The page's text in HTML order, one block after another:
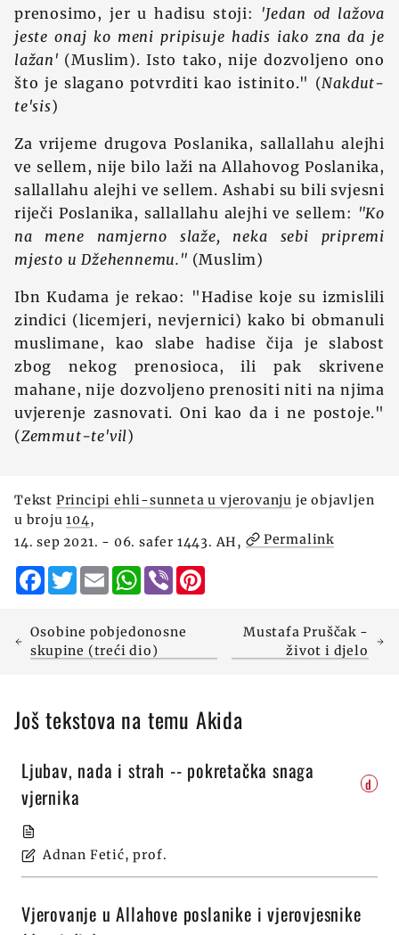
prenosimo, jer u hadisu stoji:
'Jedan od lažova
jeste onaj ko meni pripisuje hadis iako zna da je
lažan' (Muslim). Isto tako, nije dozvoljeno ono
što je slagano potvrditi kao istinito." (Nakdut-
te'sis)
Za vrijeme drugova Poslanika, sallallahu alejhi
ve sellem, nije bilo laži na Allahovog Poslanika,
sallallahu alejhi ve sellem. Ashabi su bili svjesni
riječi Poslanika, sallallahu alejhi ve sellem: "Ko
na mene namjerno slaže, neka sebi pripremi
mjesto u Džehennemu." (Muslim)
Ibn Kudama je rekao: "Hadise koje su izmislili
zindici (licemjeri, nevjernici) kako bi obmanuli
muslimane, kao slabe hadise čija je slabost
zbog nekog prenosioca, ili pak skrivene
mahane, nije dozvoljeno prenositi niti na njima
uvjerenje zasnovati. Oni kao da i ne postoje."
(Zemmut-te'vil)
Tekst Principi ehli-sunneta u vjerovanju je objavljen
u broju104,
14. sep 2021. - 06. safer 1443. AH,
Permalink
Facebook
TwitterEmailWhatsApp
Viber
Osobine pobjedonosne
skupine (treći dio)
Mustafa Pruščak -
život i djelo
Još tekstova na temu Akida
Ljubav, nada i strah -- pokretačka snaga
vjernika
d
Adnan Fetić, prof.
Vjerovanje u Allahove poslanike i vjerovjesnike